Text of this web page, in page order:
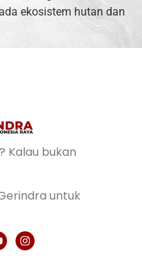
ekosistem hutan dan
Kalau bukan
untuk